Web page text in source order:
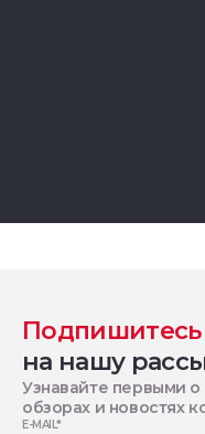
Подпишитесь
на нашу
Узнавайте первыми о
обзорах и новостях
E-MAIL*